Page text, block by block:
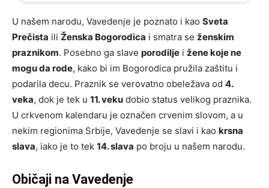
U našem narodu, Vavedenje je poznato i kao Sveta
Prečista ili Ženska Bogorodica i smatra se ženskim
praznikom. Posebno ga slave porodilje i žene koje ne
mogu da rode, kako bi im Bogorodica pružila zaštitu i
podarila decu. Praznik se verovatno obeležava od 4.
veka, dok je tek u 11. veku dobio status velikog praznika.
U crkvenom kalendaru je označen crvenim slovom, a u
nekim regionima Srbije, Vavedenje se slavi i kao krsna
slava, iako je to tek 14. slava po broju u našem narodu.
Običaji na Vavedenje